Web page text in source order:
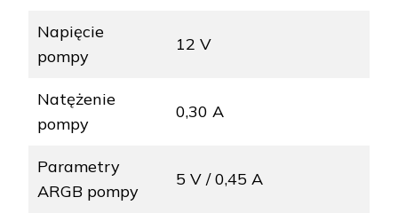
Napięcie
pompy
12 V
Natężenie
pompy
0,30 A
Parametry
ARGB pompy
5 V / 0,45 A